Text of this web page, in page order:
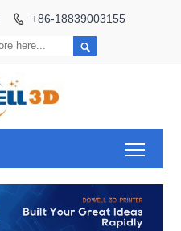
 +86-18839003155
